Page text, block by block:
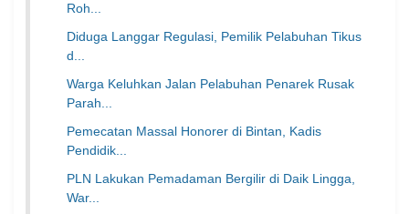
Roh...
Diduga Langgar Regulasi, Pemilik Pelabuhan Tikus
d...
Warga Keluhkan Jalan Pelabuhan Penarek Rusak
Parah...
Pemecatan Massal Honorer di Bintan, Kadis
Pendidik...
PLN Lakukan Pemadaman Bergilir di Daik Lingga,
War...